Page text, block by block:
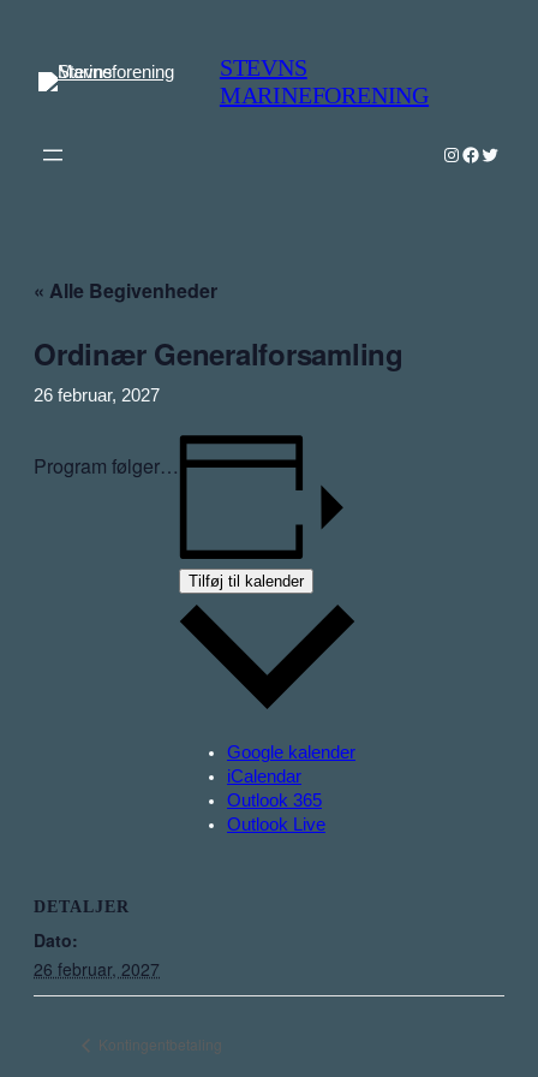
STEVNS
MARINEFORENING
Instagram
Twitter
« Alle Begivenheder
Ordinær Generalforsamling
26 februar, 2027
Program følger…
Tilføj til kalender
Google kalender
iCalendar
Outlook 365
Outlook Live
DETALJER
Dato:
26 februar, 2027
Kontingentbetaling